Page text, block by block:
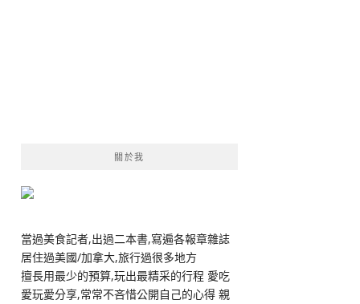
關於我
當過美食記者,出過二本書,寫遍各報章雜誌
居住過美國/加拿大,旅行過很多地方
擅長用最少的預算,玩出最精采的行程 愛吃
愛玩愛分享,常常不吝惜公開自己的心得 親